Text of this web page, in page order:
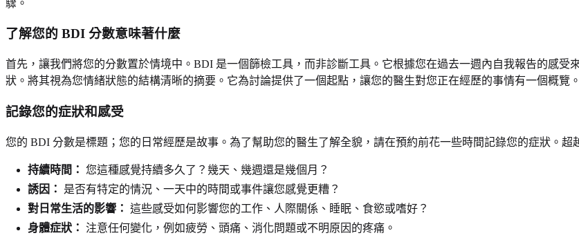
驟。
了解您的 BDI 分數意味著什麼
首先，讓我們將您的分數置於情境中。BDI 是一個篩檢工具，而非診斷工具。它根據您在過去一週內自我報告的感
狀。將其視為您情緒狀態的結構清晰的摘要。它為討論提供了一個起點，讓您的醫生對您正在經歷的事情有一個概覽
記錄您的症狀和感受
您的 BDI 分數是標題；您的日常經歷是故事。為了幫助您的醫生了解全貌，請在預約前花一些時間記錄您的症狀。超
持續時間： 您這種感覺持續多久了？幾天、幾週還是幾個月？
誘因：
是否有特定的情況、一天中的時間或事件讓您感覺更糟？
對日常生活的影響： 這些感受如何影響您的工作、人際關係、睡眠、食慾或嗜好？
身體症狀： 注意任何變化，例如疲勞、頭痛、消化問題或不明原因的疼痛。